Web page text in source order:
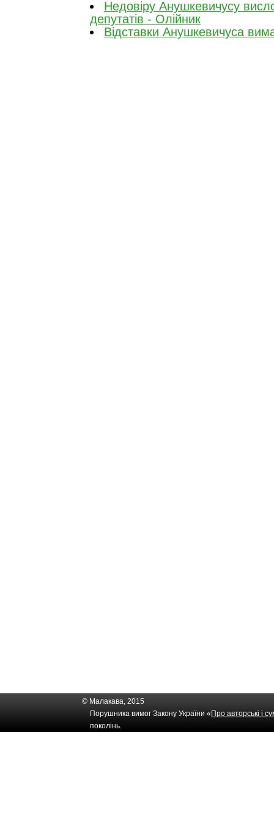
Недовіру Анушкевичусу
депутатів - Олійник
Відставки Анушкевичуса
© Малакава, 2015
Порушника вимог Закону України « Про авторські і
поколінь.